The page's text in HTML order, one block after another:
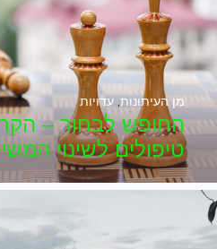
החופש לבחור –
טיפולים לשינוי
מן העיתונות, עדויות